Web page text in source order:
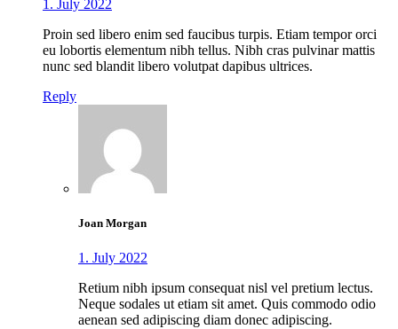
1. July 2022
Proin sed libero enim sed faucibus turpis. Etiam tempor orci
eu lobortis elementum nibh tellus. Nibh cras pulvinar mattis
nunc sed blandit libero volutpat dapibus ultrices.
Reply
Joan Morgan
1. July 2022
Retium nibh ipsum consequat nisl vel pretium lectus.
Neque sodales ut etiam sit amet. Quis commodo odio
aenean sed adipiscing diam donec adipiscing.